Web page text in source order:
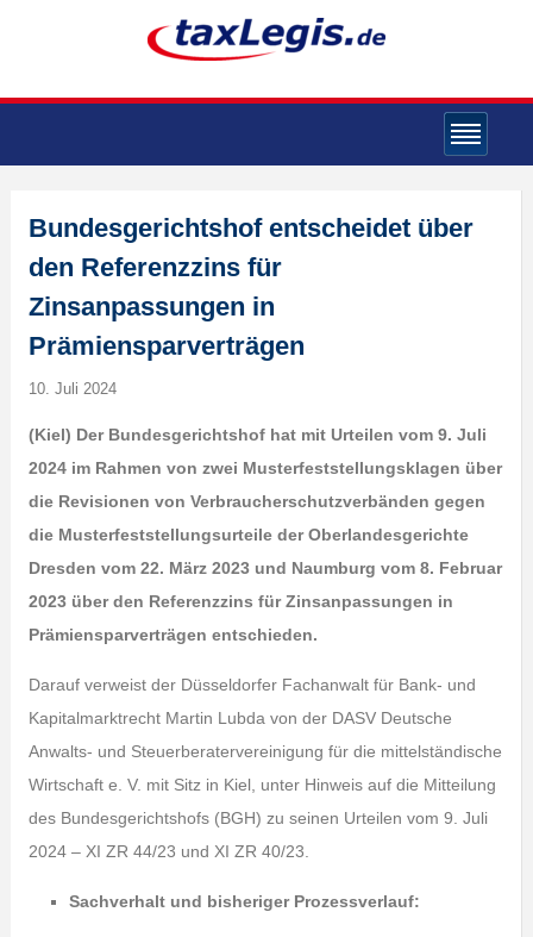
Bundesgerichtshof entscheidet über
den Referenzzins für
Zinsanpassungen in
Prämiensparverträgen
10. Juli 2024
(Kiel) Der Bundesgerichtshof hat mit Urteilen vom 9. Juli
2024 im Rahmen von zwei Musterfeststellungsklagen über
die Revisionen von Verbraucherschutzverbänden gegen
die Musterfeststellungsurteile der Oberlandesgerichte
Dresden vom 22. März 2023 und Naumburg vom 8. Februar
2023 über den Referenzzins für Zinsanpassungen in
Prämiensparverträgen entschieden.
Darauf verweist der Düsseldorfer Fachanwalt für Bank- und
Kapitalmarktrecht Martin Lubda von der DASV Deutsche
Anwalts- und Steuerberatervereinigung für die mittelständische
Wirtschaft e. V. mit Sitz in Kiel, unter Hinweis auf die Mitteilung
des Bundesgerichtshofs (BGH) zu seinen Urteilen vom 9. Juli
2024 – XI ZR 44/23 und XI ZR 40/23.
Sachverhalt und bisheriger Prozessverlauf: